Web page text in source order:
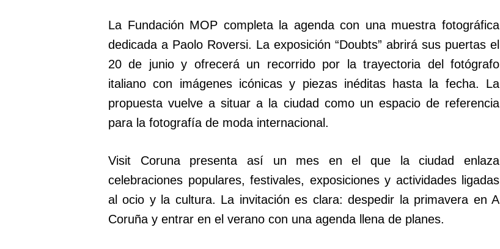
La Fundación MOP completa la agenda con una muestra fotográfica
dedicada a Paolo Roversi. La exposición “Doubts” abrirá sus puertas el
20 de junio y ofrecerá un recorrido por la trayectoria del fotógrafo
italiano con imágenes icónicas y piezas inéditas hasta la fecha. La
propuesta vuelve a situar a la ciudad como un espacio de referencia
para la fotografía de moda internacional.
Visit Coruna presenta así un mes en el que la ciudad enlaza
celebraciones populares, festivales, exposiciones y actividades ligadas
al ocio y la cultura. La invitación es clara: despedir la primavera en A
Coruña y entrar en el verano con una agenda llena de planes.